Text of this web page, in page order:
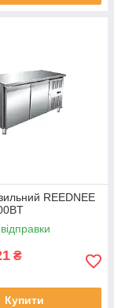
REEDNEE
₴
Купити